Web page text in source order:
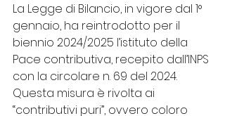
La Legge di Bilancio, in vigore dal 1°
gennaio, ha reintrodotto per il
biennio 2024/2025 l’istituto della
Pace contributiva, recepito dall’INPS
con la circolare n. 69 del 2024.
Questa misura è rivolta ai
“contributivi puri”, ovvero coloro